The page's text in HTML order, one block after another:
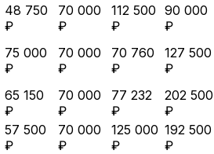
48 750
₽
70 000
₽
112 500
₽
90 000
₽
75 000
₽
70 000
₽
70 760
₽
127 500
₽
65 150
₽
70 000
₽
77 232
₽
202 500
₽
57 500
₽
70 000
₽
125 000
₽
192 500
₽